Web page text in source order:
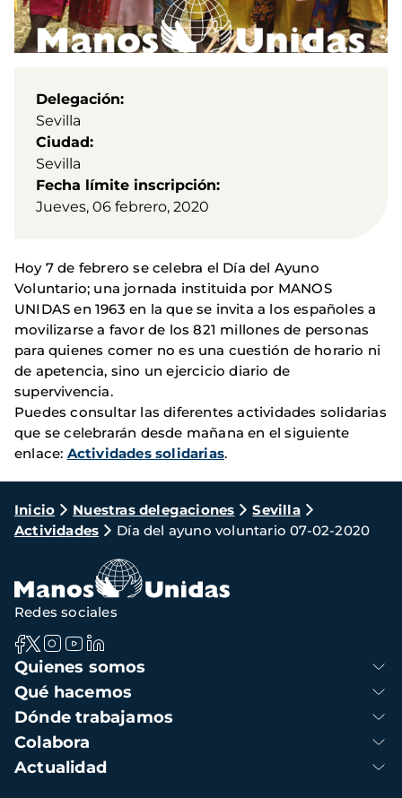
Delegación
Sevilla
Ciudad
Sevilla
Fecha límite inscripción
Jueves, 06 febrero, 2020
Hoy 7 de febrero se celebra el Día del Ayuno
Voluntario; una jornada instituida por MANOS
UNIDAS en 1963 en la que se invita a los españoles a
movilizarse a favor de los 821 millones de personas
para quienes comer no es una cuestión de horario ni
de apetencia, sino un ejercicio diario de
supervivencia.
Puedes consultar las diferentes actividades solidarias
que se celebrarán desde mañana en el siguiente
enlace: Actividades solidarias.
Ruta
de
navegación
Inicio Nuestras delegaciones
Sevilla
Actividades
Día del ayuno voluntario 07-02-2020
Navegación
principal
Quienes somos
Qué hacemos
Dónde trabajamos
Colabora
Actualidad
Redes sociales